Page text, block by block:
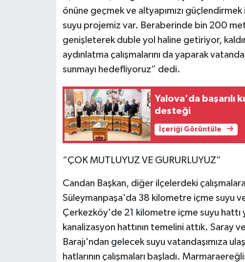
önüne geçmek ve altyapımızı
suyu projemiz var. Beraberinde bin 200
genişleterek duble yol haline getiriyor,
aydınlatma çalışmalarını da yaparak
sunmayı hedefliyoruz” dedi.
Yalova'da başarılı
desteği
İçeriği Görüntüle
“ÇOK MUTLUYUZ VE GURURLUYUZ”
Candan Başkan, diğer ilçelerdeki
Süleymanpaşa'da 38 kilometre içme suyu
Çerkezköy'de 21 kilometre içme suyu hattı
kanalizasyon hattının temelini attık. Saray
Barajı'ndan gelecek suyu vatandaşımıza
hatlarının çalışmaları başladı.